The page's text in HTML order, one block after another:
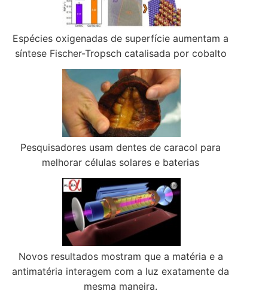
Espécies oxigenadas de superfície aumentam a
síntese Fischer-Tropsch catalisada por cobalto
Pesquisadores usam dentes de caracol para
melhorar células solares e baterias
Novos resultados mostram que a matéria e a
antimatéria interagem com a luz exatamente da
mesma maneira.